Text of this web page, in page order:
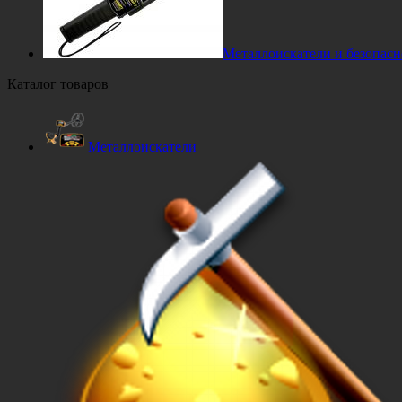
Металлоискатели и
Каталог товаров
Металлоискатели